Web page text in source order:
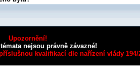
Upozornění!
nejsou právně závazné!
kvalifikací dle nařízení vlády 194/